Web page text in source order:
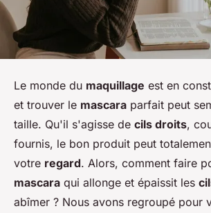
Le monde du maquillage est en
et trouver le mascara parfait peut
taille. Qu'il s'agisse de cils droits,
fournis, le bon produit peut
votre regard. Alors, comment faire
mascara qui allonge et épaissit les
abîmer ? Nous avons regroupé pour